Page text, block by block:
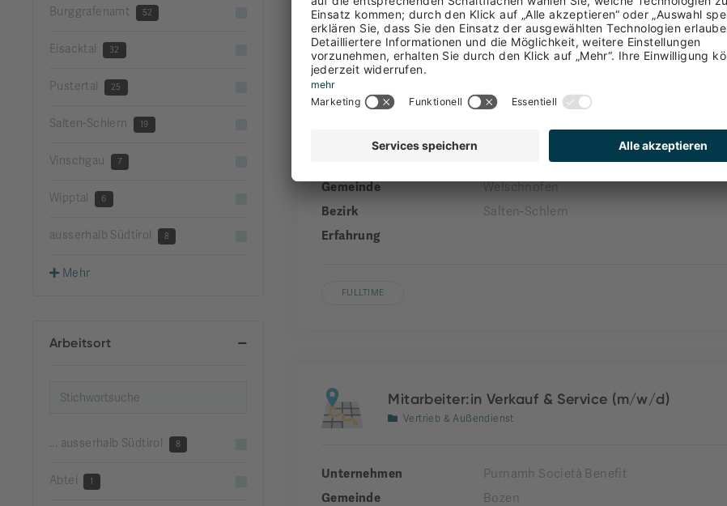
Burggrafenamt 52
Eisacktal 32
Pustertal 25
Salten-Schlern 19
Vinschgau 7
Wipptal 6
ausserhalb Südtirol 8
Mehr
Arbeitsort
... ausserhalb Südtirol 8
Abtei 1
Front Office
engel gourmet&spa
Gemeinde
Welschnofen
Bezirk
Salten-Schlern
Erfahrung
FULLTIME
Mitarbeiter:in Verkauf & Service (m/w/d)
Vertrieb & Außendienst
Unternehmen
Purnamh Società Benefit
Gemeinde
Bozen